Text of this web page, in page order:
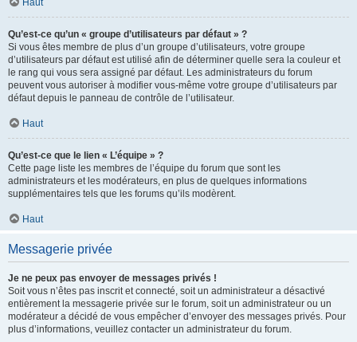
Haut
Qu’est-ce qu’un « groupe d’utilisateurs par défaut » ?
Si vous êtes membre de plus d’un groupe d’utilisateurs, votre groupe
d’utilisateurs par défaut est utilisé afin de déterminer quelle sera la couleur et
le rang qui vous sera assigné par défaut. Les administrateurs du forum
peuvent vous autoriser à modifier vous-même votre groupe d’utilisateurs par
défaut depuis le panneau de contrôle de l’utilisateur.
Haut
Qu’est-ce que le lien « L’équipe » ?
Cette page liste les membres de l’équipe du forum que sont les
administrateurs et les modérateurs, en plus de quelques informations
supplémentaires tels que les forums qu’ils modèrent.
Haut
Messagerie privée
Je ne peux pas envoyer de messages privés !
Soit vous n’êtes pas inscrit et connecté, soit un administrateur a désactivé
entièrement la messagerie privée sur le forum, soit un administrateur ou un
modérateur a décidé de vous empêcher d’envoyer des messages privés. Pour
plus d’informations, veuillez contacter un administrateur du forum.